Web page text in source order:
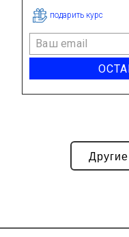
подарить курс